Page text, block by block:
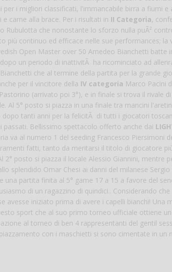
i migliori classificati, l'immancabile birra a fiumi e
carne alla brace. Per i risultati in II Categoria,
Rubulotta che nonostante lo sforzo nulla puÃ²
continuo ed efficace nelle sue performances; la
Open Master over 50 Amedeo Bianchetti batte
un periodo di inattivitÃ ha ricominciato ad
che al termine della partita per la grande
per il vincitore della IV categoria Marco Pacini
(arrivato poi 3°), e in finale si trova il rivale
Al 5° posto si piazza in una finale tra mancini
tanti anni per la felicitÃ di tutti i giocatori
Bellissimo spettacolo offerto anche dai
al numero 1 del seeding Francesco Piersimoni
fatti, tanto da meritarsi il titolo di giocatore
posto si piazza il locale Alessio Giannini, mentre
splendido Omar Chesi ai danni del milanese
partita finita al 5° game 17 a 15 a favore del
di un ragazzino di quindici.. Considerando
avesse iniziato prima di avere i capelli bianchi! Una
sport che al suo primo torneo ufficiale ottiene
al torneo di ben 4 rappresentanti del gentil
con i maschietti si sono cimentate in un